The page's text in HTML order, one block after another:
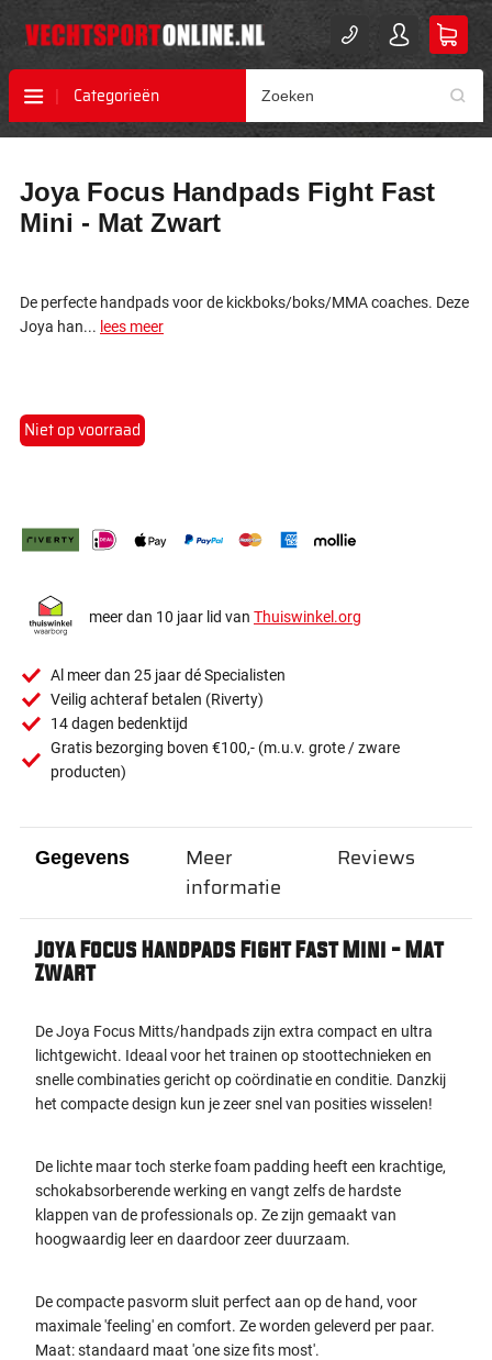
Categorieën
naar
het
einde
afbeeldingen-
gallerij
naar
het
begin
afbeeldingen-
gallerij
Joya Focus Handpads Fight Fast
Mini - Mat Zwart
De perfecte handpads voor de kickboks/boks/MMA coaches. Deze
Joya han... lees meer
Niet op voorraad
meer dan 10 jaar lid van Thuiswinkel.org
Al meer dan 25 jaar dé Specialisten
Veilig achteraf betalen (Riverty)
14 dagen bedenktijd
Gratis bezorging boven €100,- (m.u.v. grote / zware
producten)
Gegevens
Joya Focus Handpads Fight Fast Mini - Mat
Zwart
De Joya Focus Mitts/handpads zijn extra compact en ultra
lichtgewicht. Ideaal voor het trainen op stoottechnieken en
snelle combinaties gericht op coördinatie en conditie. Danzkij
het compacte design kun je zeer snel van posities wisselen!
De lichte maar toch sterke foam padding heeft een krachtige,
schokabsorberende werking en vangt zelfs de hardste
klappen van de professionals op. Ze zijn gemaakt van
hoogwaardig leer en daardoor zeer duurzaam.
De compacte pasvorm sluit perfect aan op de hand, voor
maximale 'feeling' en comfort. Ze worden geleverd per paar.
Maat: standaard maat 'one size fits most'.
Meer
informatie
Reviews